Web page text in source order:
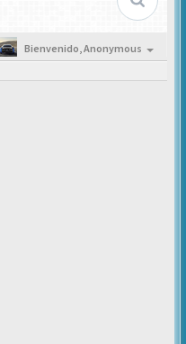
Bienvenido,Anonymous